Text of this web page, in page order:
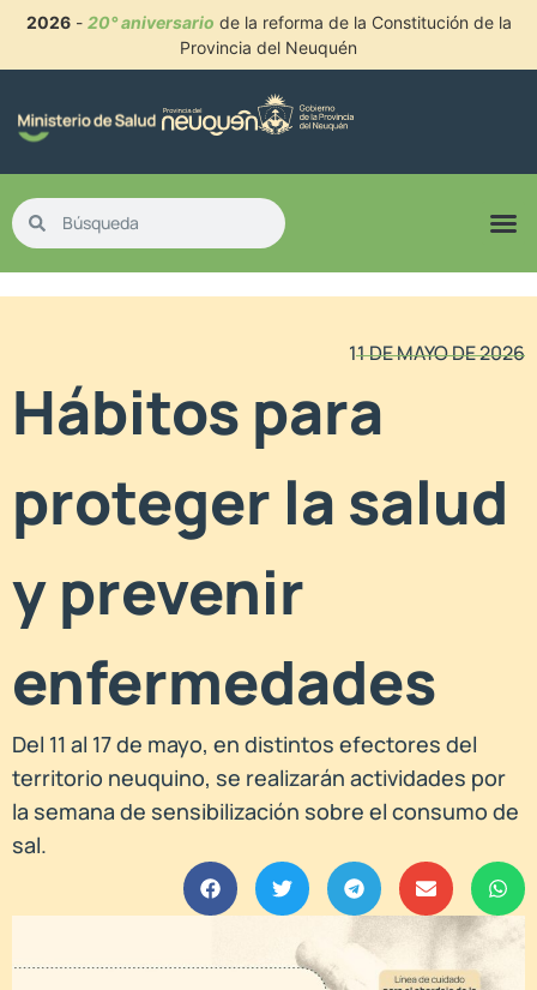
2026- 20° aniversario de la reforma de la Constitución de la
Provincia del Neuquén
11 DE MAYO DE 2026
Hábitos para
proteger la salud
y prevenir
enfermedades
Del 11 al 17 de mayo, en distintos efectores del
territorio neuquino, se realizarán actividades por
la semana de sensibilización sobre el consumo de
sal.